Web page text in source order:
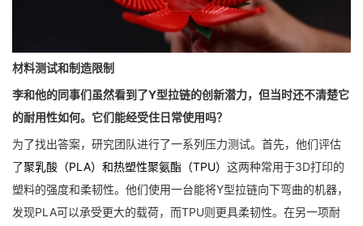
材料测试和制造限制
李和他的同事们虽然看到了Y型拉链的创新潜力，但当时还不清楚它
的耐用性如何。它们能经受住日常使用吗？
为了找出答案，研究团队进行了一系列压力测试。首先，他们评估
了聚乳酸（PLA）和热塑性聚氨酯（TPU） 这两种常用于3D打印的
塑料的强度和柔韧性。他们使用一台能将Y型拉链向下弯曲的机器，
发现PLA可以承受更大的载荷，而TPU则更具柔韧性。在另一项耐